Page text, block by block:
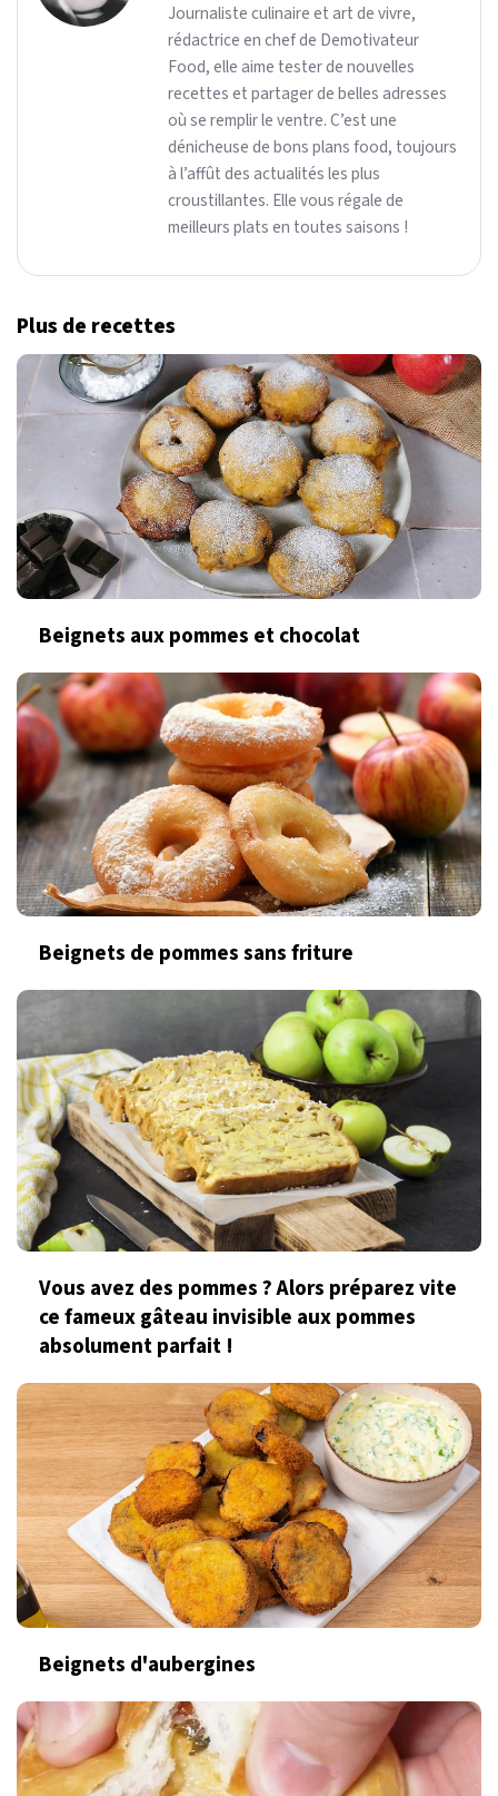
Journaliste culinaire et art de vivre,
rédactrice en chef de Demotivateur
Food, elle aime tester de nouvelles
recettes et partager de belles adresses
où se remplir le ventre. C’est une
dénicheuse de bons plans food, toujours
à l’affût des actualités les plus
croustillantes. Elle vous régale de
meilleurs plats en toutes saisons !
Plus de recettes
Beignets aux pommes et chocolat
Beignets de pommes sans friture
Vous avez des pommes ? Alors préparez vite
ce fameux gâteau invisible aux pommes
absolument parfait !
Beignets d'aubergines